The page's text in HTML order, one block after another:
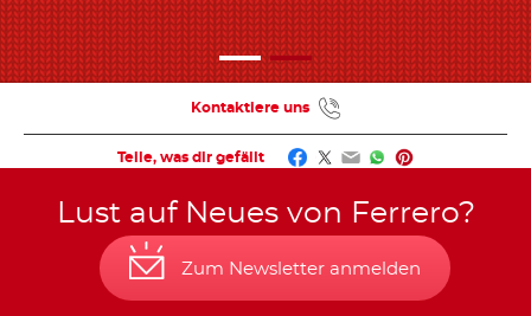
Teile, was dir gefällt Facebook
Twitter
EmailWhatsApp
Pinterest
Kontaktiere uns
Lust auf Neues von Ferrero?
Zum Newsletter anmelden